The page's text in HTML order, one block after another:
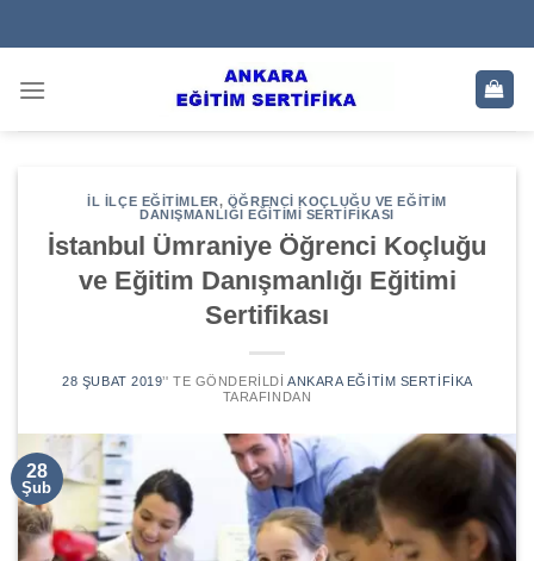
to
İL İLÇE EĞITIMLER, ÖĞRENCI KOÇLUĞU VE EĞITIM
DANIŞMANLIĞI EĞITIMI SERTIFIKASI
İstanbul Ümraniye Öğrenci Koçluğu
ve Eğitim Danışmanlığı Eğitimi
Sertifikası
28 ŞUBAT 2019’' TE GÖNDERILDI ANKARA EĞITIM SERTIFIKA
TARAFINDAN
28
Şub